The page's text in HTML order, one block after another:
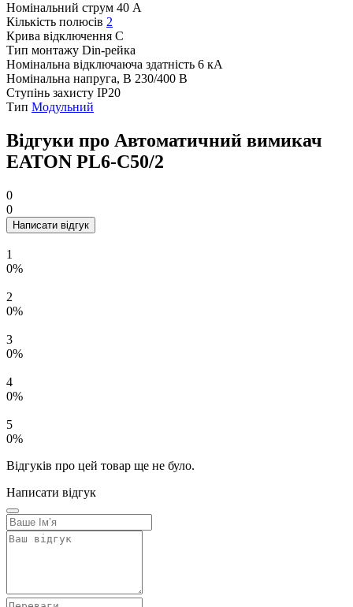
Номінальний струм 40 А
Кількість полюсів 2
Крива відключення C
Тип монтажу Din-рейка
Номінальна відключаюча здатність 6 кА
Номінальна напруга, В 230/400 В
Ступінь захисту IP20
Тип Модульний
Відгуки про Автоматичний вимикач
EATON PL6-C50/2
0
0
Написати відгук
1
0%
2
0%
3
0%
4
0%
5
0%
Відгуків про цей товар ще не було.
Написати відгук